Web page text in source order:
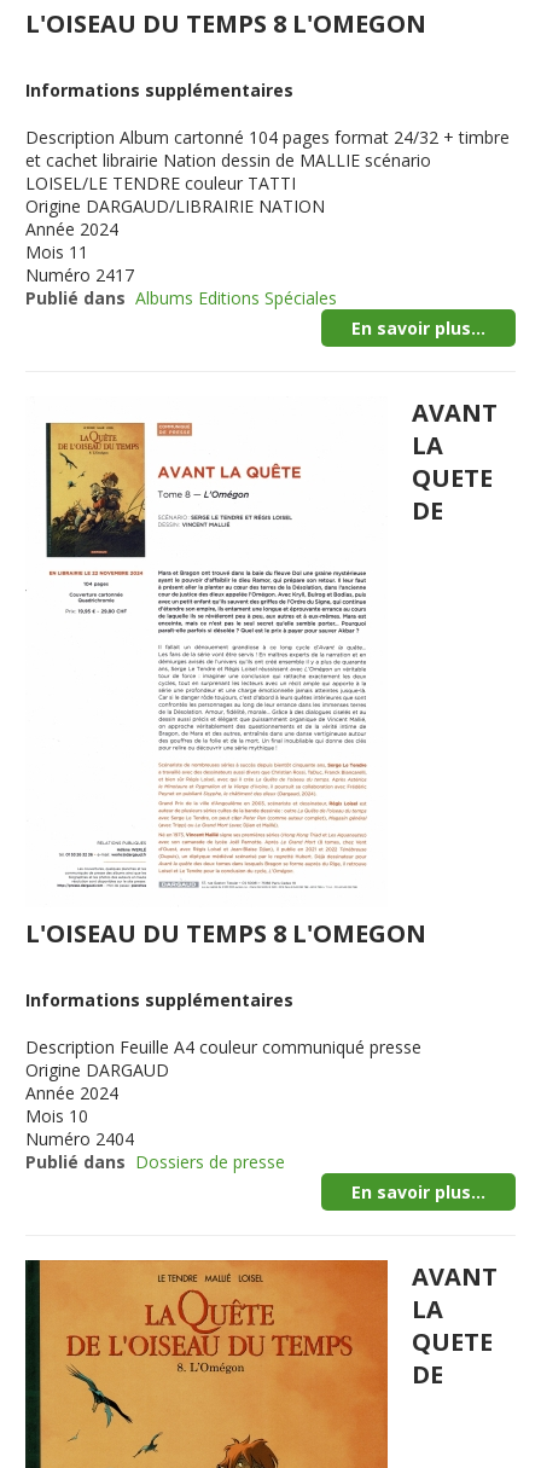
L'OISEAU DU TEMPS 8 L'OMEGON
Informations supplémentaires
Description Album cartonné 104 pages format 24/32 + timbre
et cachet librairie Nation dessin de MALLIE scénario
LOISEL/LE TENDRE couleur TATTI
Origine DARGAUD/LIBRAIRIE NATION
Année 2024
Mois 11
Numéro 2417
Publié dans Albums Editions Spéciales
En savoir plus...
AVANT
LA
QUETE
DE
L'OISEAU DU TEMPS 8 L'OMEGON
Informations supplémentaires
Description Feuille A4 couleur communiqué presse
Origine DARGAUD
Année 2024
Mois 10
Numéro 2404
Publié dans Dossiers de presse
En savoir plus...
AVANT
LA
QUETE
DE